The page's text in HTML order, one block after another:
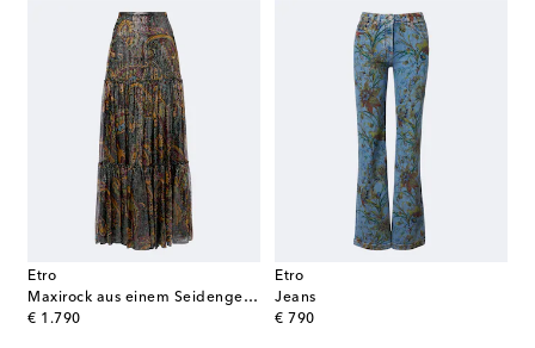
Etro
Maxirock aus einem Seidengemisch
€ 1.790
original price
Etro
Jeans
€ 790
original price